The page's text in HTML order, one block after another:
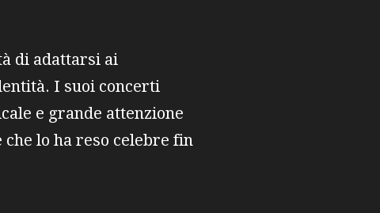
di adattarsi ai
I suoi concerti
e grande attenzione
lo ha reso celebre fin